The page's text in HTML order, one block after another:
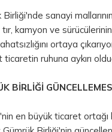
Birliği'nde sanayi
tır, kamyon ve
ortaya
ruhuna aykırı
BİRLİĞİ
en büyük ticaret ortağı